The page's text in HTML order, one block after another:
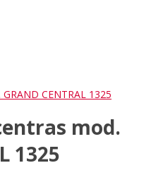
CENTRAL 1325
mod.
1325